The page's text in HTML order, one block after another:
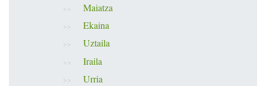
Maiatza
Ekaina
Uztaila
Iraila
Urria